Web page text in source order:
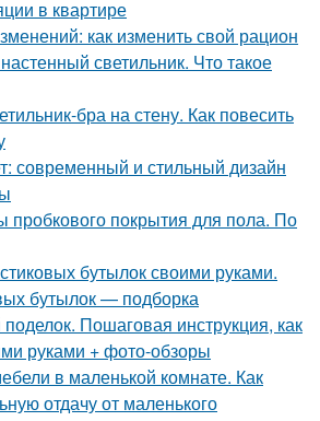
в квартире
как изменить свой рацион
светильник. Что такое
бра на стену. Как повесить
современный и стильный дизайн
покрытия для пола. По
бутылок своими руками.
бутылок — подборка
Пошаговая инструкция, как
руками + фото-обзоры
в маленькой комнате. Как
отдачу от маленького